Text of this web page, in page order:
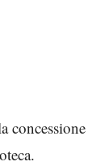
concessione